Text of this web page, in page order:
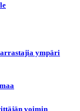
ympäri
voimin